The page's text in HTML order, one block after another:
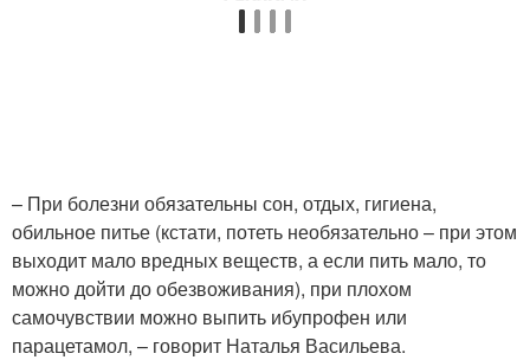
– При болезни обязательны сон, отдых, гигиена,
обильное питье (кстати, потеть необязательно – при этом
выходит мало вредных веществ, а если пить мало, то
можно дойти до обезвоживания), при плохом
самочувствии можно выпить ибупрофен или
парацетамол, – говорит Наталья Васильева.